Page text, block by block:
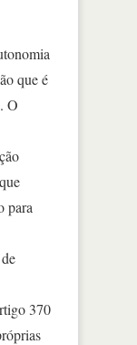
que é
O
para
370